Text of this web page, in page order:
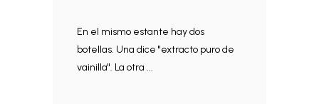
En el mismo estante hay dos
botellas. Una dice "extracto puro de
vainilla". La otra ...